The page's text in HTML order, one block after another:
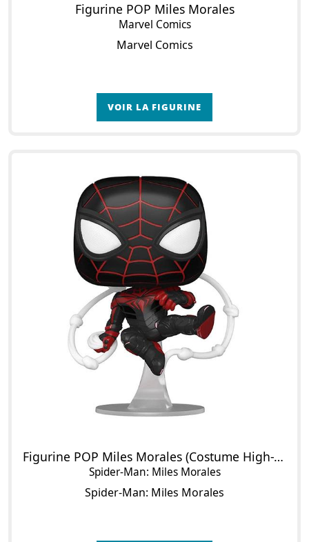
Figurine POP Miles Morales
Marvel Comics
Marvel Comics
VOIR LA FIGURINE
Figurine POP Miles Morales (Costume High-Tech)
Spider-Man: Miles Morales
Spider-Man: Miles Morales